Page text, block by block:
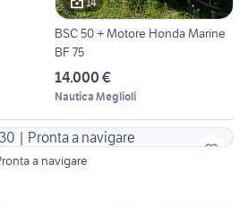
BSC 50 + Motore Honda Marine
BF 75
14.000 €
Nautica Meglioli
a navigare